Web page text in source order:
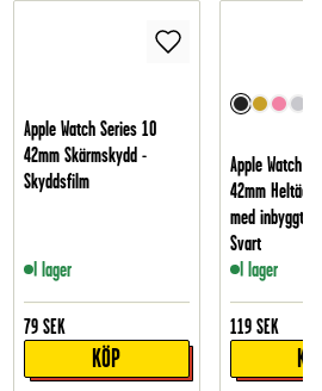
Apple Watch Series 10
42mm Skärmskydd -
Skyddsfilm
I lager
79 SEK
KÖP
Apple Watch
42mm
med inbyggt
Svart
I lager
119 SEK